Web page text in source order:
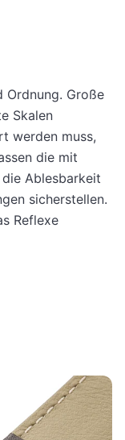
Große
Skalen
werden muss,
die mit
Ablesbarkeit
sicherstellen.
Reflexe